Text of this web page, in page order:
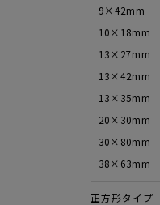
9×42mm
10×18mm
13×27mm
13×42mm
13×35mm
20×30mm
30×80mm
38×63mm
正方形タイプ